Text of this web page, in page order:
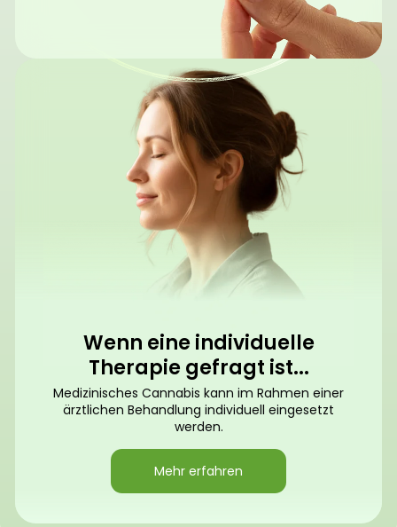
Wenn eine individuelle
Therapie gefragt ist...
Medizinisches Cannabis kann im Rahmen einer
ärztlichen Behandlung individuell eingesetzt
werden.
Mehr erfahren